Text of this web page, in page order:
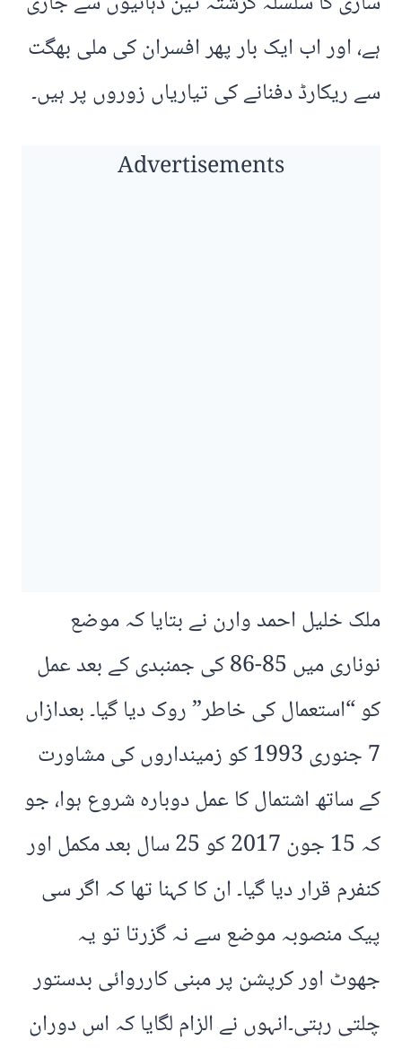
ہے، اور اب ایک بار پھر افسران کی ملی بھگت
سے ریکارڈ دفنانے کی تیاریاں زوروں پر ہیں۔
Advertisements
ملک خلیل احمد وارن نے بتایا کہ موضع
نوناری میں 85-86 کی جمنبدی کے بعد عمل
کو “استعمال کی خاطر” روک دیا گیا۔ بعدازاں
7 جنوری 1993 کو زمینداروں کی مشاورت
کے ساتھ اشتمال کا عمل دوبارہ شروع ہوا، جو
کہ 15 جون 2017 کو 25 سال بعد مکمل اور
کنفرم قرار دیا گیا۔ ان کا کہنا تھا کہ اگر سی
پیک منصوبہ موضع سے نہ گزرتا تو یہ
جھوٹ اور کرپشن پر مبنی کارروائی بدستور
چلتی رہتی۔انہوں نے الزام لگایا کہ اس دوران